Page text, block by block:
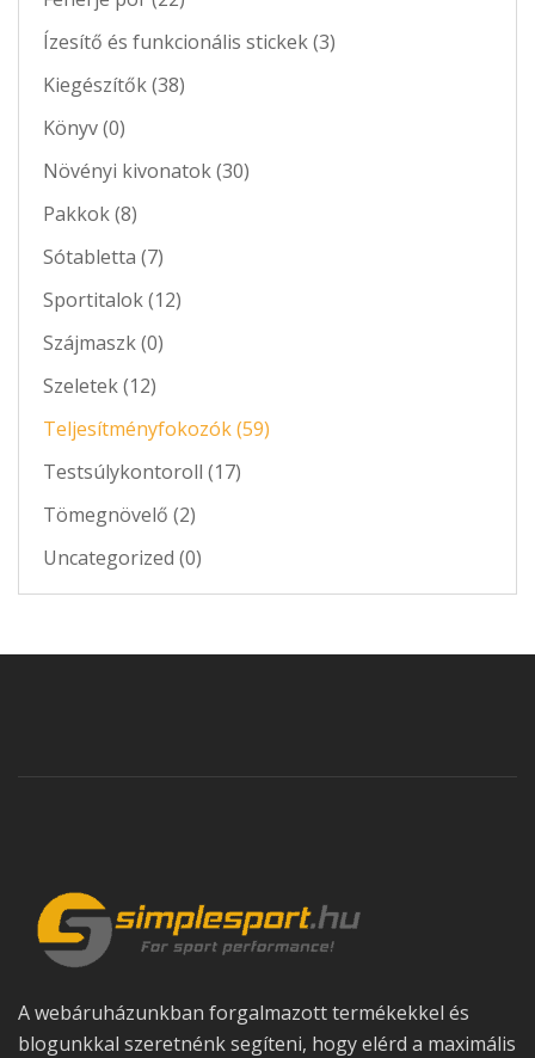
Ízesítő és funkcionális stickek (3)
Kiegészítők (38)
Könyv (0)
Növényi kivonatok (30)
Pakkok (8)
Sótabletta (7)
Sportitalok (12)
Szájmaszk (0)
Szeletek (12)
Teljesítményfokozók (59)
Testsúlykontoroll (17)
Tömegnövelő (2)
Uncategorized (0)
A webáruházunkban forgalmazott termékekkel és
blogunkkal szeretnénk segíteni, hogy elérd a maximális